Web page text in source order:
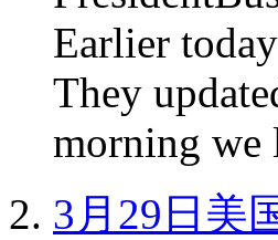
Earlier
They
morning we
3月29日美